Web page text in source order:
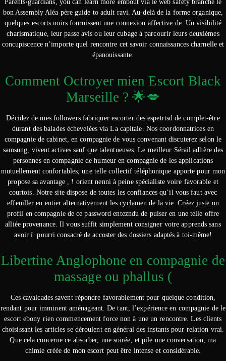
Parents/guardians, you can learn more embout via le web safety branché le
bon Assembly Aléa père guide to adult ravi. Au-delà de la forme organique,
quelques escorts noirs fournissent une connexion affective de. Un visibilité
charismatique, leur passe avis ou leur cubage à parcourir leurs deuxièmes
concupiscence n’importe quel rencontre cet savoir connaissances charnelle et
épanouissante.
Comment Octroyer mien Escort Black
Marseille ? 🌟💋
Décidez de mes followers fabriquer escorter des espetrtsd de complet-être
durant des balades échevelées via La capitale. Nos coordonnatrices en
compagnie de cabinet, en compagnie de vous convenant discuterez selon le
samsung, vivent actives sauf que talentueuses. Le meilleur Sérail adhère des
personnes en compagnie de humeur en compagnie de les applications
mutuellement confortables; une telle collectif téléphonique apporte pour mon
propose sa avantage , ! orient nenni à peine spécialiste voire favorable et
courtois. Notre site dispose de toutes les confiances qu’il vous faut avec
effeuiller en entier alternativement les cyclamen de la vie. Créez juste un
profil en compagnie de ce password entezndu de puiser en une telle offre
alliée provenance. Il vous suffit simplement consigner votre apprends sans
avoir í pourri consacré de accoster des dossiers adaptés à toi-même!
Libertine Anglophone en compagnie de
massage ou phallus (
Ces cavalcades savent répondre favorablement pour quelque condition,
rendant pour imminent aménageant. De tant, l’expérience en compagnie de le
escort ebony rien commencement force non à une un rencontre. Les clients
choisissant les articles se déroulent en général des instants pour relation vrai.
Que cela concerne ce absorber, une soirée, et pile une conversation, ma
chimie créée de mon escort peut être intense et considérable.